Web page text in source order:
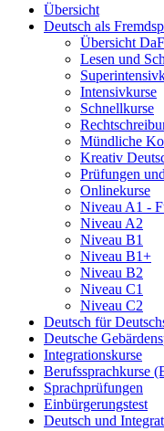
Übersicht
Deutsch als
Übersicht DaF
Lesen und
Intensivkurse
Schnellkurse
Mündliche
Kreativ
Prüfungen
Onlinekurse
Niveau A1 -
Niveau A2
Niveau B1
Niveau B1+
Niveau B2
Niveau C1
Niveau C2
Deutsch für
Deutsche
Integrationskurse
Berufssprachkurse
Sprachprüfungen
Einbürgerungstest
Deutsch und